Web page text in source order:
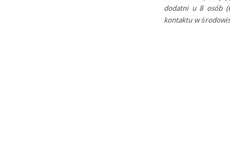
dodatni u 8 osób
kontaktu w